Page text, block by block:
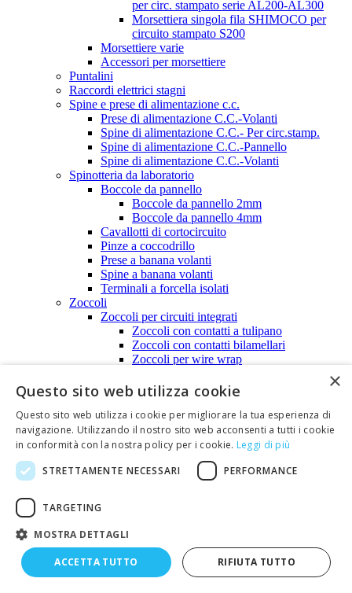
per circ. stampato serie AL200-AL300
Morsettiera singola fila SHIMOCO per
circuito stampato S200
Morsettiere varie
Accessori per morsettiere
Puntalini
Raccordi elettrici stagni
Spine e prese di alimentazione c.c.
Prese di alimentazione C.C.-Volanti
Spine di alimentazione C.C.- Per circ.stamp.
Spine di alimentazione C.C.-Pannello
Spine di alimentazione C.C.-Volanti
Spinotteria da laboratorio
Boccole da pannello
Boccole da pannello 2mm
Boccole da pannello 4mm
Cavallotti di cortocircuito
Pinze a coccodrillo
Prese a banana volanti
Spine a banana volanti
Terminali a forcella isolati
Zoccoli
Zoccoli per circuiti integrati
Zoccoli con contatti a tulipano
Zoccoli con contatti bilamellari
Zoccoli per wire wrap
Contenitori plastici e metallici. Cassette di derivazione.
Contenitori metallici per montaggi elettronici
Cassette di derivazione IP55 / IP66
Diffusione audio
Altoparlanti e diffusori a tromba
Altoparlanti nautici
Diffusori a tromba
×
Questo sito web utilizza cookie
Questo sito web utilizza i cookie per migliorare la tua esperienza di
navigazione. Utilizzando il nostro sito web acconsenti a tutti i cookie
in conformità con la nostra policy per i cookie. Leggi di più
STRETTAMENTE NECESSARI
PERFORMANCE
TARGETING
MOSTRA DETTAGLI
ACCETTA TUTTO RIFIUTA TUTTO